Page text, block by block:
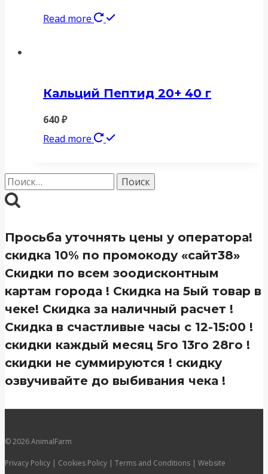
Read more
Кальций Пептид 20+ 40 г
640₽
Read more
Найти:
Просьба уточнять цены у оператора!
скидка 10% по промокоду «сайт38»
Скидки по всем зоодисконтным
картам города ! Скидка на 5ый товар в
чеке! Скидка за наличный расчет !
Скидка в счастливые часы с 12-15:00 !
скидки каждый месяц 5го 13го 28го !
скидки не суммируются ! скидку
озвучивайте до выбивания чека !
© 2026 AnimalFarm
Privacy Policy | Cookies Policy | Terms and Conditions | Website